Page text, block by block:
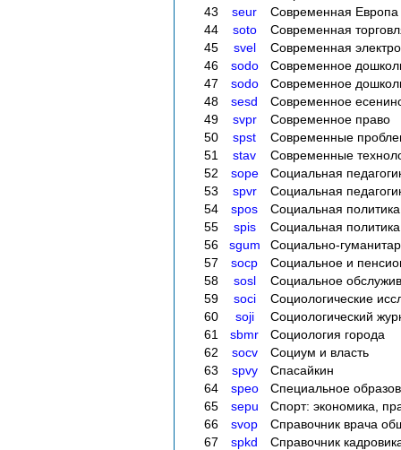
43
seur
Современная Европа
44
soto
Современная
45
svel
Современная
46
sodo
Современное
47
sodo
Современное
48
sesd
Современное
49
svpr
Современное право
50
spst
Современные
51
stav
Современные
52
sope
Социальная
53
spvr
Социальная
54
spos
Социальная
55
spis
Социальная
56
sgum
Социально-
57
socp
Социальное и
58
sosl
Социальное
59
soci
Социологические
60
soji
Социологический
61
sbmr
Социология города
62
socv
Социум и власть
63
spvy
Спасайкин
64
speo
Специальное
65
sepu
Спорт: экономика,
66
svop
Справочник врача
67
spkd
Справочник